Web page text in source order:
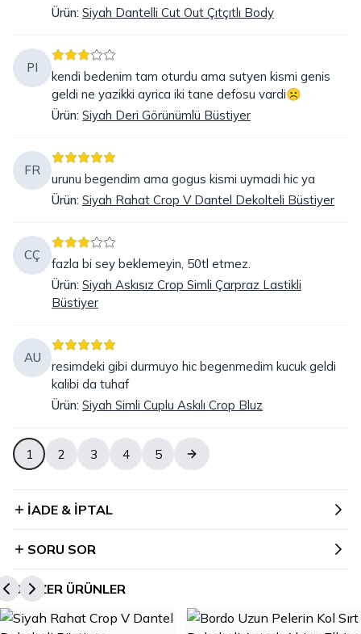
Ürün: Siyah Dantelli Cut Out Çıtçıtlı Body
PI
kendi bedenim tam oturdu ama sutyen kismi genis
geldi ne yazikki ayrica iki tane defosu vardi☹️
Ürün: Siyah Deri Görünümlü Büstiyer
FR
urunu begendim ama gogus kismi uymadi hic ya
Ürün: Siyah Rahat Crop V Dantel Dekolteli Büstiyer
CÇ
fazla bi sey beklemeyin, 50tl etmez.
Ürün: Siyah Askısız Crop Simli Çarpraz Lastikli
Büstiyer
AU
resimdeki gibi durmuyo hic begenmedim kucuk geldi
kalibi da tuhaf
Ürün: Siyah Simli Cuplu Askılı Crop Bluz
1 2 3 4 5
İADE & İPTAL
SORU SOR
BENZER ÜRÜNLER